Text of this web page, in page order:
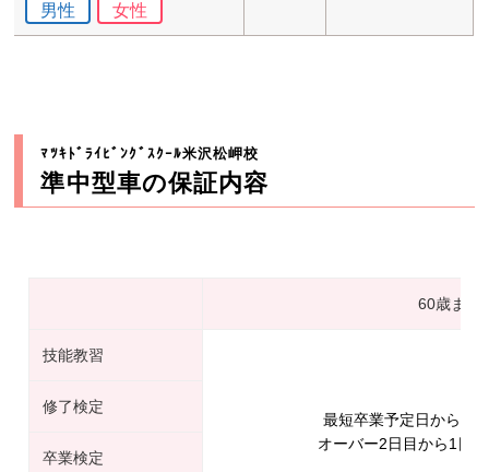
男性
女性
ﾏﾂｷﾄﾞﾗｲﾋﾞﾝｸﾞｽｸｰﾙ米沢松岬校
準中型車の保証内容
60歳まで
技能教習
最短卒業予定日から1
オーバー2日目から1日
修了検定
卒業検定